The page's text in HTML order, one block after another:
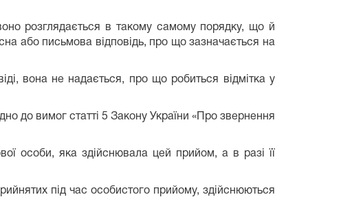
розглядається в такому самому порядку, що й
або письмова відповідь, про що зазначається на
вона не надається, про що робиться відмітка у
до вимог статті 5 Закону України «Про звернення
особи, яка здійснювала цей прийом, а в разі її
під час особистого прийому, здійснюються